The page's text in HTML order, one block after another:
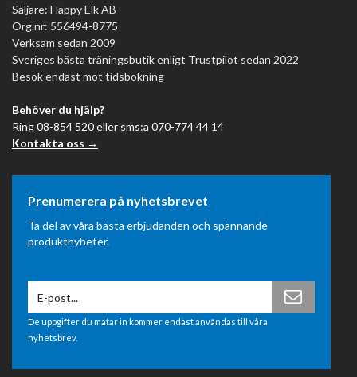
Säljare: Happy Elk AB
Org.nr: 556494-8775
Verksam sedan 2009
Sveriges bästa träningsbutik enligt Trustpilot sedan 2022
Besök endast mot tidsbokning
Behöver du hjälp?
Ring 08-854 520 eller sms:a 070-774 44 14
Kontakta oss →
Prenumerera på nyhetsbrevet
Ta del av våra bästa erbjudanden och spännande
produktnyheter.
De uppgifter du matar in kommer endast användas till våra
nyhetsbrev.